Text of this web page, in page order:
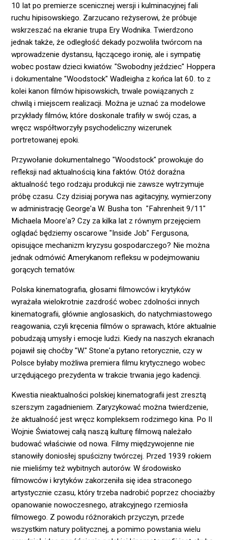
10 lat po premierze scenicznej wersji i kulminacyjnej fali
ruchu hipisowskiego. Zarzucano reżyserowi, że próbuje
wskrzeszać na ekranie trupa Ery Wodnika. Twierdzono
jednak także, że odległość dekady pozwoliła twórcom na
wprowadzenie dystansu, łączącego ironię, ale i sympatię
wobec postaw dzieci kwiatów. "Swobodny jeździec" Hoppera
i dokumentalne "Woodstock" Wadleigha z końca lat 60. to z
kolei kanon filmów hipisowskich, trwale powiązanych z
chwilą i miejscem realizacji. Można je uznać za modelowe
przykłady filmów, które doskonale trafiły w swój czas, a
wręcz współtworzyły psychodeliczny wizerunek
portretowanej epoki.
Przywołanie dokumentalnego "Woodstock" prowokuje do
refleksji nad aktualnością kina faktów. Otóż doraźna
aktualność tego rodzaju produkcji nie zawsze wytrzymuje
próbę czasu. Czy dzisiaj porywa nas agitacyjny, wymierzony
w administrację George'a W. Busha ton "Fahrenheit 9/11"
Michaela Moore'a? Czy za kilka lat z równym przejęciem
oglądać będziemy oscarowe "Inside Job" Fergusona,
opisujące mechanizm kryzysu gospodarczego? Nie można
jednak odmówić Amerykanom refleksu w podejmowaniu
gorących tematów.
Polska kinematografia, głosami filmowców i krytyków
wyrażała wielokrotnie zazdrość wobec zdolności innych
kinematografii, głównie anglosaskich, do natychmiastowego
reagowania, czyli kręcenia filmów o sprawach, które aktualnie
pobudzają umysły i emocje ludzi. Kiedy na naszych ekranach
pojawił się choćby "W." Stone'a pytano retorycznie, czy w
Polsce byłaby możliwa premiera filmu krytycznego wobec
urzędującego prezydenta w trakcie trwania jego kadencji.
Kwestia nieaktualności polskiej kinematografii jest zresztą
szerszym zagadnieniem. Zaryzykować można twierdzenie,
że aktualność jest wręcz kompleksem rodzimego kina. Po II
Wojnie Światowej całą naszą kulturę filmową należało
budować właściwie od nowa. Filmy międzywojenne nie
stanowiły doniosłej spuścizny twórczej. Przed 1939 rokiem
nie mieliśmy też wybitnych autorów. W środowisko
filmowców i krytyków zakorzeniła się idea straconego
artystycznie czasu, który trzeba nadrobić poprzez chociażby
opanowanie nowoczesnego, atrakcyjnego rzemiosła
filmowego. Z powodu różnorakich przyczyn, przede
wszystkim natury politycznej, a pomimo powstania wielu